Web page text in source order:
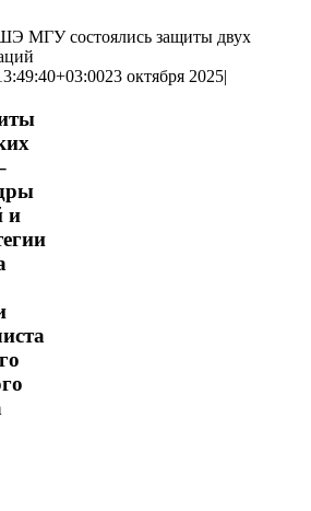
МГУ состоялись защиты двух
23 октября 2025|
и